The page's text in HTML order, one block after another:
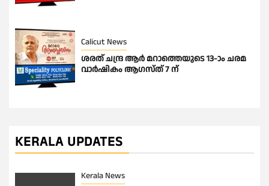
Calicut News
ശരത് ചന്ദ്ര ആർ മറാത്തെയുടെ 13-ാം ചരമ
വാർഷികം ആഗസ്ത് 7 ന്
KERALA UPDATES
Kerala News